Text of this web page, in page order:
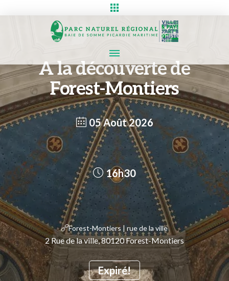
A la découverte de
Forest-Montiers
05 Août 2026
Expiré!
16h30
Forest-Montiers | rue de la ville
2 Rue de la ville, 80120 Forest-Montiers